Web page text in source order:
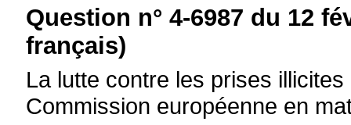
Question n° 4-6987 du 12
français)
La lutte contre les prises
Commission européenne en